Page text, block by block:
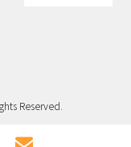
Reserved.